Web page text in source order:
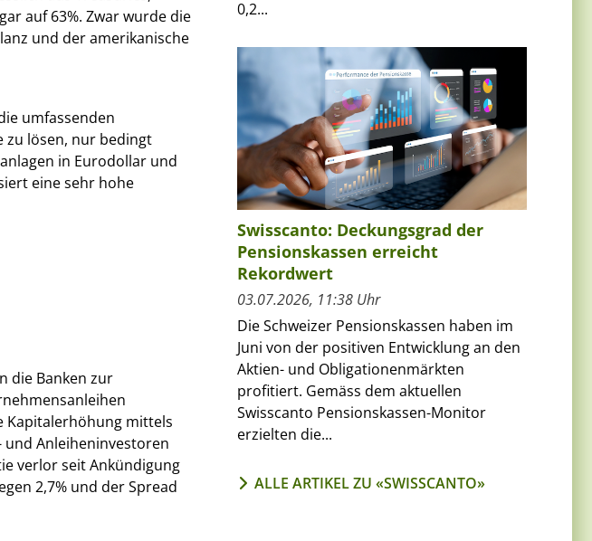
auf 63%. Zwar wurde die
und der amerikanische
umfassenden
zu lösen, nur bedingt
in Eurodollar und
eine sehr hohe
die Banken zur
Kapitalerhöhung mittels
und Anleiheninvestoren
verlor seit Ankündigung
2,7% und der Spread
0,2...
Swisscanto: Deckungsgrad der
Pensionskassen erreicht
Rekordwert
03.07.2026, 11:38 Uhr
Die Schweizer Pensionskassen haben im
Juni von der positiven Entwicklung an den
Aktien- und Obligationenmärkten
profitiert. Gemäss dem aktuellen
Swisscanto Pensionskassen-Monitor
erzielten die...
ALLE ARTIKEL ZU «SWISSCANTO»